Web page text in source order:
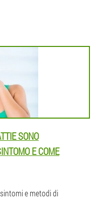
SONO
E COME
e metodi di